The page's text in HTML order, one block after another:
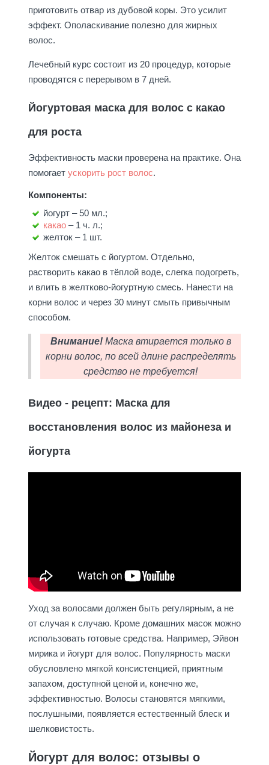
приготовить отвар из дубовой коры. Это усилит
эффект. Ополаскивание полезно для жирных
волос.
Лечебный курс состоит из 20 процедур, которые
проводятся с перерывом в 7 дней.
Йогуртовая маска для волос с какао
для роста
Эффективность маски проверена на практике. Она
помогает ускорить рост волос.
Компоненты:
йогурт – 50 мл.;
какао– 1 ч. л.;
желток – 1 шт.
Желток смешать с йогуртом. Отдельно,
растворить какао в тёплой воде, слегка подогреть,
и влить в желтково-йогуртную смесь. Нанести на
корни волос и через 30 минут смыть привычным
способом.
Внимание!Маска втирается только в
корни волос, по всей длине распределять
средство не требуется!
Видео - рецепт: Маска для
восстановления волос из майонеза и
йогурта
Уход за волосами должен быть регулярным, а не
от случая к случаю. Кроме домашних масок можно
использовать готовые средства. Например, Эйвон
мирика и йогурт для волос. Популярность маски
обусловлено мягкой консистенцией, приятным
запахом, доступной ценой и, конечно же,
эффективностью. Волосы становятся мягкими,
послушными, появляется естественный блеск и
шелковистость.
Йогурт для волос: отзывы о